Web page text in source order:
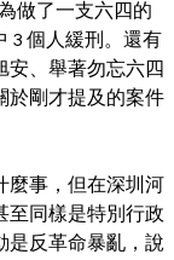
做了一支六四的
3 個人緩刑。還有
安、舉著勿忘六四
於剛才提及的案件
麼事，但在深圳河
至同樣是特別行政
是反革命暴亂，說